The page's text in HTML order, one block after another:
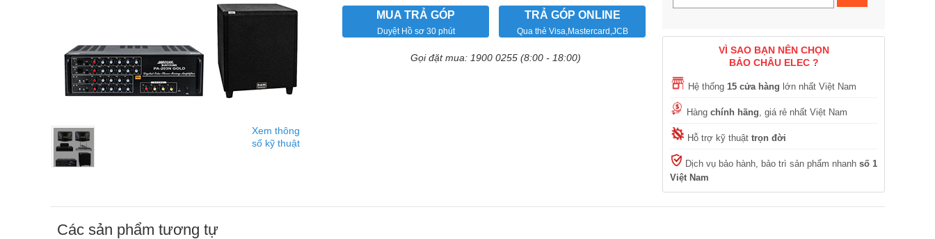
Xem thông
số kỹ thuật
MUA TRẢ GÓP
Duyệt Hồ sơ 30 phút
TRẢ GÓP ONLINE
Qua thẻ Visa,Mastercard,JCB
Gọi đặt mua: 1900 0255 (8:00 - 18:00)
VÌ SAO BẠN NÊN CHỌN
BẢO CHÂU ELEC ?
Hệ thống 15 cửa hàng lớn nhất Việt Nam
Hàng chính hãng, giá rẻ nhất Việt Nam
Hỗ trợ kỹ thuật trọn đời
Dịch vụ bảo hành, bảo trì sản phẩm nhanh số 1
Việt Nam
Các sản phẩm tương tự